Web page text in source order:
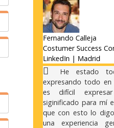
Fernando Calleja
Costumer Success
LinkedIn | Madrid
He estado
expresando todo en
es difícil
siginificado para mí
que con esto lo
una experiencia